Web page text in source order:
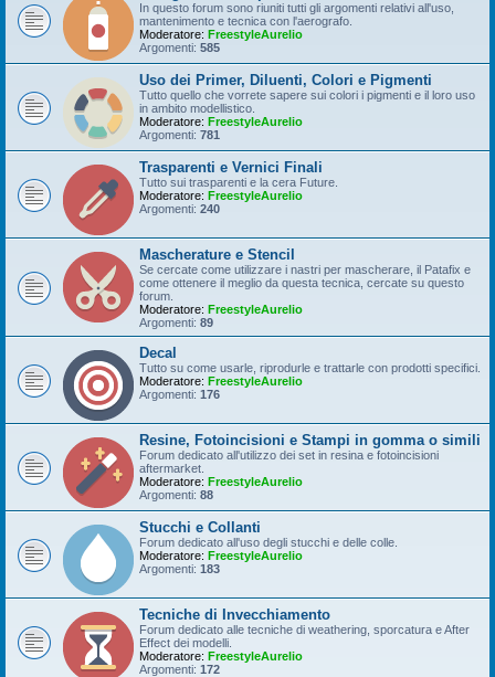
In questo forum sono riuniti tutti gli argomenti relativi all'uso,
mantenimento e tecnica con l'aerografo.
Moderatore: FreestyleAurelio
Argomenti: 585
Uso dei Primer, Diluenti, Colori e Pigmenti
Tutto quello che vorrete sapere sui colori i pigmenti e il loro uso
in ambito modellistico.
Moderatore: FreestyleAurelio
Argomenti: 781
Trasparenti e Vernici Finali
Tutto sui trasparenti e la cera Future.
Moderatore: FreestyleAurelio
Argomenti: 240
Mascherature e Stencil
Se cercate come utilizzare i nastri per mascherare, il Patafix e
come ottenere il meglio da questa tecnica, cercate su questo
forum.
Moderatore: FreestyleAurelio
Argomenti: 89
Decal
Tutto su come usarle, riprodurle e trattarle con prodotti specifici.
Moderatore: FreestyleAurelio
Argomenti: 176
Resine, Fotoincisioni e Stampi in gomma o simili
Forum dedicato all'utilizzo dei set in resina e fotoincisioni
aftermarket.
Moderatore: FreestyleAurelio
Argomenti: 88
Stucchi e Collanti
Forum dedicato all'uso degli stucchi e delle colle.
Moderatore: FreestyleAurelio
Argomenti: 183
Tecniche di Invecchiamento
Forum dedicato alle tecniche di weathering, sporcatura e After
Effect dei modelli.
Moderatore: FreestyleAurelio
Argomenti: 172